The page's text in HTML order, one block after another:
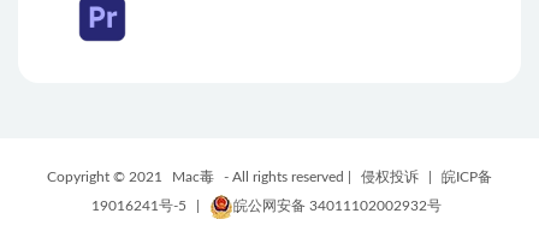
Copyright © 2021 Mac毒 - All rights reserved | 侵权投诉
皖ICP备
19016241号-5
皖公网安备 34011102002932号